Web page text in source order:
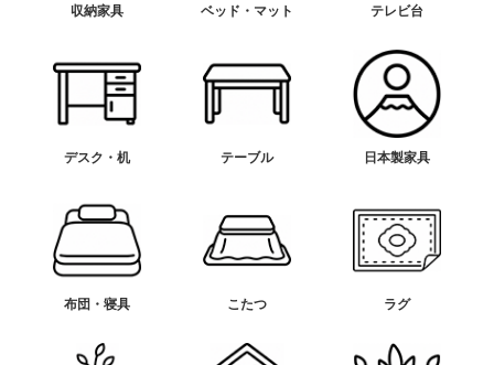
収納家具 ベッド・マット テレビ台
デスク・机 テーブル 日本製家具
布団・寝具 こたつ ラグ